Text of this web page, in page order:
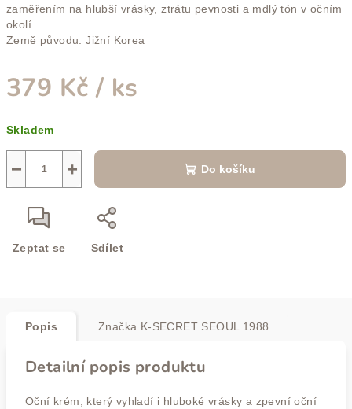
zaměřením na hlubší vrásky, ztrátu pevnosti a mdlý tón v očním
okolí.
Země původu: Jižní Korea
379 Kč/ ks
cena:
Skladem
+
− Do košíku
Zeptat se Sdílet
Popis Značka K-SECRET SEOUL 1988
Detailní popis produktu
Oční krém, který vyhladí i hluboké vrásky a zpevní oční